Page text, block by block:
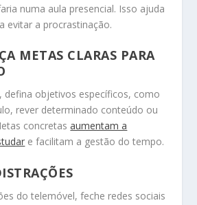
numa aula presencial. Isso ajuda
evitar a procrastinação.
METAS CLARAS PARA
defina objetivos específicos, como
rever determinado conteúdo ou
concretasaumentam a
e facilitam a gestão do tempo.
do telemóvel, feche redes sociais